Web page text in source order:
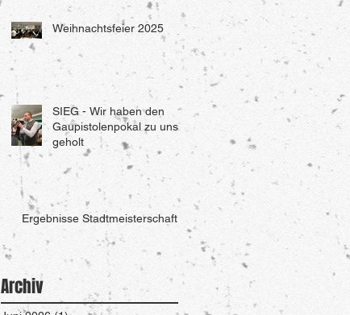
Weihnachtsfeier 2025
SIEG - Wir haben den
Gaupistolenpokal zu uns
geholt
Ergebnisse Stadtmeisterschaft
Archiv